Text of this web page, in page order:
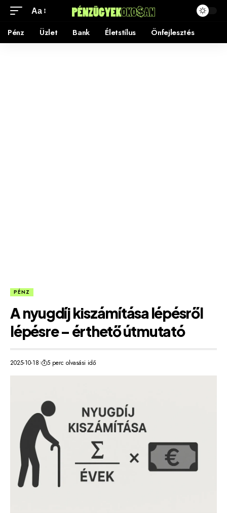
Aa
Pénz Üzlet Bank Életstílus Önfejlesztés
PÉNZ
A nyugdíj kiszámítása lépésről
lépésre – érthető útmutató
2025-10-18 5 perc olvasási idő